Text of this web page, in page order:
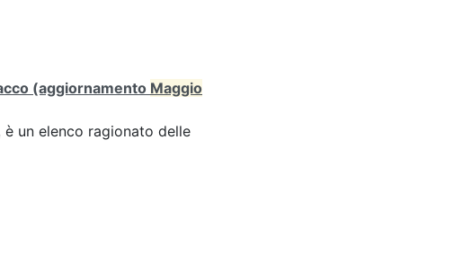
(aggiornamento Maggio
è un elenco ragionato delle